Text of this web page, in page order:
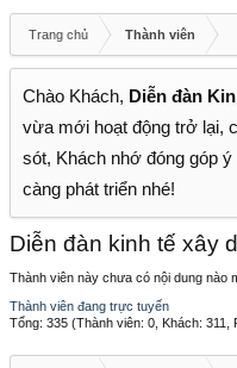
Trang chủ Thành viên
Chào Khách, Diễn đàn
vừa mới hoạt động trở lại,
sót, Khách nhớ đóng góp
càng phát triển nhé!
Diễn đàn kinh tế xây
Thành viên này chưa có nội dung nào
Thành viên đang trực tuyến
Tổng: 335 (Thành viên: 0, Khách: 311,